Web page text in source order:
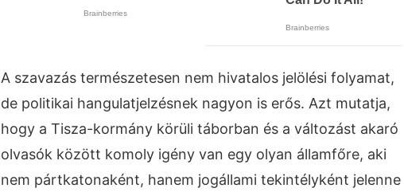
A szavazás természetesen nem hivatalos jelölési folyamat,
de politikai hangulatjelzésnek nagyon is erős. Azt mutatja,
hogy a Tisza-kormány körüli táborban és a változást akaró
olvasók között komoly igény van egy olyan államfőre, aki
nem pártkatonaként, hanem jogállami tekintélyként jelenne